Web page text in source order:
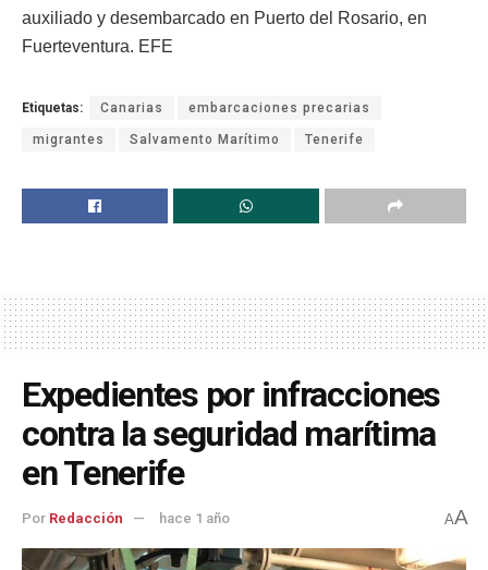
auxiliado y desembarcado en Puerto del Rosario, en
Fuerteventura. EFE
Etiquetas: Canarias embarcaciones precarias
migrantes Salvamento Marítimo Tenerife
Expedientes por infracciones
contra la seguridad marítima
en Tenerife
Por Redacción hace 1 año AA